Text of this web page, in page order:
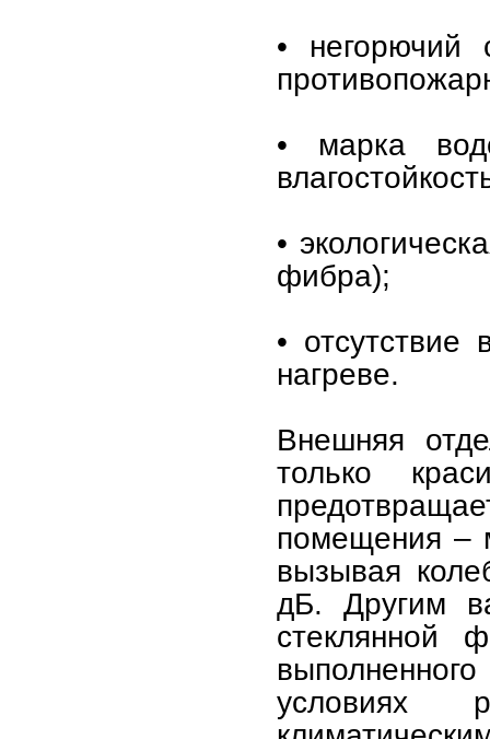
• негорючий
• марка
•
фибра);
•
нагреве.
Внешняя
только
помещения –
вызывая
дБ. Другим
стеклянной
условиях